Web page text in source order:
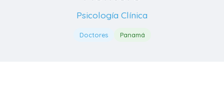
Psicología Clínica
Doctores Panamá